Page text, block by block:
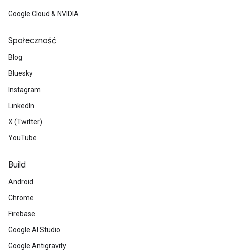
Google Cloud & NVIDIA
Społeczność
Blog
Bluesky
Instagram
LinkedIn
X (Twitter)
YouTube
Build
Android
Chrome
Firebase
Google AI Studio
Google Antigravity